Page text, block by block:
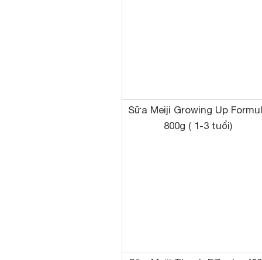
Sữa Meiji Growing Up
800g ( 1-3 tuổi)